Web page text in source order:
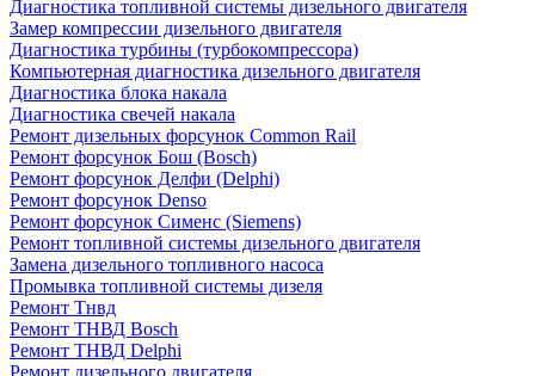
Диагностика топливной системы дизельного двигателя
Замер компрессии дизельного двигателя
Диагностика турбины (турбокомпрессора)
Компьютерная диагностика дизельного двигателя
Диагностика блока накала
Диагностика свечей накала
Ремонт дизельных форсунок Common Rail
Ремонт форсунок Бош (Bosch)
Ремонт форсунок Делфи (Delphi)
Ремонт форсунок Denso
Ремонт форсунок Сименс (Siemens)
Ремонт топливной системы дизельного двигателя
Замена дизельного топливного насоса
Промывка топливной системы дизеля
Ремонт Тнвд
Ремонт ТНВД Bosch
Ремонт ТНВД Delphi
Ремонт дизельного двигателя